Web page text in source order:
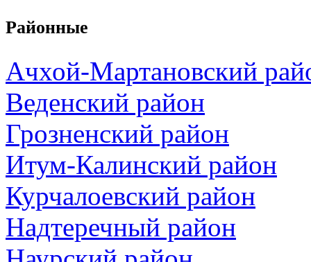
Районные
Ачхой-Мартановский
Веденский район
Грозненский район
Итум-Калинский район
Курчалоевский район
Надтеречный район